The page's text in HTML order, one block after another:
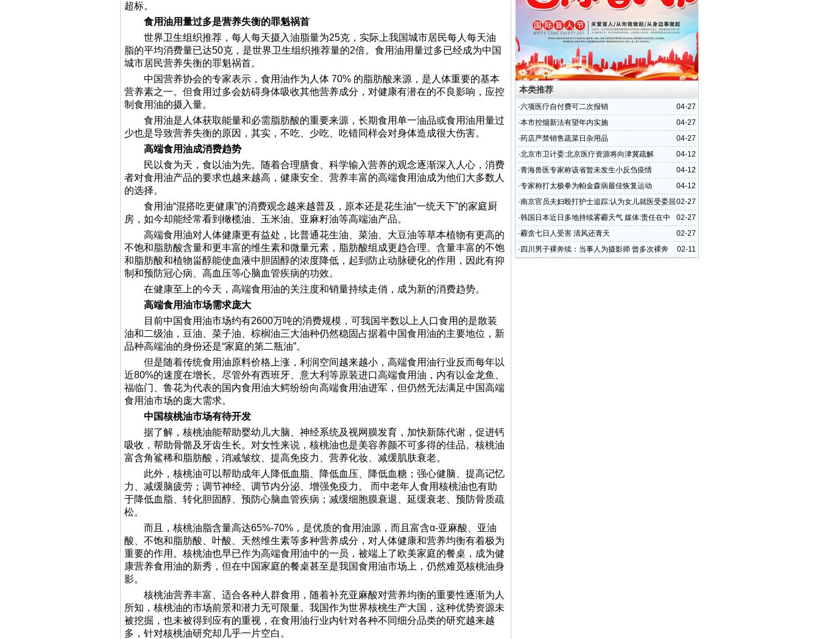
超标。
食用油用量过多是营养失衡的罪魁祸首
世界卫生组织推荐，每人每天摄入油脂量为25克，实际上我国城市居民每人每天油
脂的平均消费量已达50克，是世界卫生组织推荐量的2倍。食用油用量过多已经成为中国
城市居民营养失衡的罪魁祸首。
中国营养协会的专家表示，食用油作为人体 70% 的脂肪酸来源，是人体重要的基本
营养素之一。但食用过多会妨碍身体吸收其他营养成分，对健康有潜在的不良影响，应控
制食用油的摄入量。
食用油是人体获取能量和必需脂肪酸的重要来源，长期食用单一油品或食用油用量过
少也是导致营养失衡的原因，其实，不吃、少吃、吃错同样会对身体造成很大伤害。
高端食用油成消费趋势
民以食为天，食以油为先。随着合理膳食、科学输入营养的观念逐渐深入人心，消费
者对食用油产品的要求也越来越高，健康安全、营养丰富的高端食用油成为他们大多数人
的选择。
食用油“混搭吃更健康”的消费观念越来越普及，原本还是花生油“一统天下”的家庭厨
房，如今却能经常看到橄榄油、玉米油、亚麻籽油等高端油产品。
高端食用油对人体健康更有益处，比普通花生油、菜油、大豆油等草本植物有更高的
不饱和脂肪酸含量和更丰富的维生素和微量元素，脂肪酸组成更趋合理。含量丰富的不饱
和脂肪酸和植物甾醇能使血液中胆固醇的浓度降低，起到防止动脉硬化的作用，因此有抑
制和预防冠心病、高血压等心脑血管疾病的功效。
在健康至上的今天，高端食用油的关注度和销量持续走俏，成为新的消费趋势。
高端食用油市场需求庞大
目前中国食用油市场约有2600万吨的消费规模，可我国半数以上人口食用的是散装
油和二级油，豆油、菜子油、棕榈油三大油种仍然稳固占据着中国食用油的主要地位，新
品种高端油的身份还是“家庭的第二瓶油”。
但是随着传统食用油原料价格上涨，利润空间越来越小，高端食用油行业反而每年以
近80%的速度在增长。尽管外有西班牙、意大利等原装进口高端食用油，内有以金龙鱼、
福临门、鲁花为代表的国内食用油大鳄纷纷向高端食用油进军，但仍然无法满足中国高端
食用油市场的庞大需求。
中国核桃油市场有待开发
据了解，核桃油能帮助婴幼儿大脑、神经系统及视网膜发育，加快新陈代谢，促进钙
吸收，帮助骨骼及牙齿生长。对女性来说，核桃油也是美容养颜不可多得的佳品。核桃油
富含角鲨稀和脂肪酸，消减皱纹、提高免疫力、营养化妆、减缓肌肤衰老。
此外，核桃油可以帮助成年人降低血脂、降低血压、降低血糖；强心健脑、提高记忆
力、减缓脑疲劳；调节神经、调节内分泌、增强免疫力。 而中老年人食用核桃油也有助
于降低血脂、转化胆固醇、预防心脑血管疾病；减缓细胞膜衰退、延缓衰老、预防骨质疏
松。
而且，核桃油脂含量高达65%-70%，是优质的食用油源，而且富含α-亚麻酸、亚油
酸、不饱和脂肪酸、叶酸、天然维生素等多种营养成分，对人体健康和营养均衡有着极为
重要的作用。核桃油也早已作为高端食用油中的一员，被端上了欧美家庭的餐桌，成为健
康营养食用油的新秀，但在中国家庭的餐桌甚至是我国食用油市场上，仍然难觅核桃油身
影。
核桃油营养丰富、适合各种人群食用，随着补充亚麻酸对营养均衡的重要性逐渐为人
所知，核桃油的市场前景和潜力无可限量。我国作为世界核桃生产大国，这种优势资源未
被挖掘，也未被得到应有的重视，在食用油行业内针对各种不同细分品类的研究越来越
多，针对核桃油研究却几乎一片空白。
本类推荐
04-27
·六项医疗自付费可二次报销
04-27
·本市控烟新法有望年内实施
04-27
·药店严禁销售蔬菜日杂用品
04-12
·北京市卫计委:北京医疗资源将向津冀疏解
04-12
·青海兽医专家称该省暂未发生小反刍疫情
04-12
·专家称打太极拳为帕金森病最佳恢复运动
02-27
·南京官员夫妇殴打护士追踪:认为女儿就医受委屈
02-27
·韩国日本近日多地持续雾霾天气 媒体:责任在中
国
02-27
·霾贪七日人受害 清风还青天
02-11
· 四川男子裸奔续：当事人为摄影师 曾多次裸奔